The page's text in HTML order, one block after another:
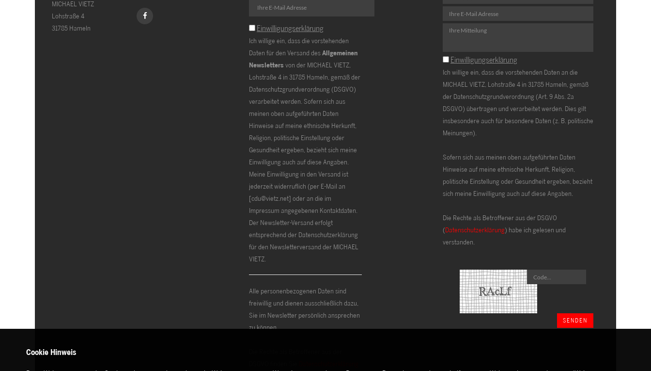
MICHAEL VIETZ
Lohstraße 4
31785 Hameln
Einwilligungserklärung
Ich willige ein, dass die vorstehenden
Daten für den Versand desAllgemeinen
Newsletters von der MICHAEL VIETZ,
Lohstraße 4 in 31785 Hameln, gemäß der
Datenschutzgrundverordnung (DSGVO)
verarbeitet werden. Sofern sich aus
meinen oben aufgeführten Daten
Hinweise auf meine ethnische Herkunft,
Religion, politische Einstellung oder
Gesundheit ergeben, bezieht sich meine
Einwilligung auch auf diese Angaben.
Meine Einwilligung in den Versand ist
jederzeit widerruflich (per E-Mail an
[cdu@vietz.net] oder an die im
Impressum angegebenen Kontaktdaten.
Der Newsletter-Versand erfolgt
entsprechend der Datenschutzerklärung
für den Newsletterversand der MICHAEL
VIETZ.
Alle personenbezogenen Daten sind
freiwillig und dienen ausschließlich dazu,
Sie im Newsletter persönlich ansprechen
zu können.
Einwilligungserklärung
Ich willige ein, dass die vorstehenden Daten an die
MICHAEL VIETZ, Lohstraße 4 in 31785 Hameln, gemäß
der Datenschutzgrundverordnung (Art. 9 Abs. 2a
DSGVO) übertragen und verarbeitet werden. Dies gilt
insbesondere auch für besondere Daten (z. B. politische
Meinungen).
Sofern sich aus meinen oben aufgeführten Daten
Hinweise auf meine ethnische Herkunft, Religion,
politische Einstellung oder Gesundheit ergeben, bezieht
sich meine Einwilligung auch auf diese Angaben.
Die Rechte als Betroffener aus der DSGVO
(Datenschutzerklärung) habe ich gelesen und
verstanden.
SENDEN
Cookie Hinweis